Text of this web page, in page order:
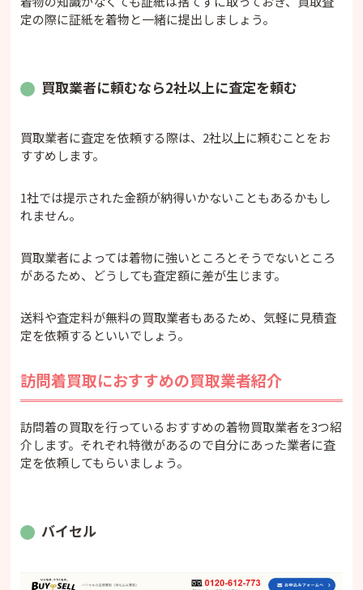
定の際に証紙を着物と一緒に提出しましょう。
買取業者に頼むなら2社以上に査定を頼む
買取業者に査定を依頼する際は、2社以上に頼むことをお
すすめします。
1社では提示された金額が納得いかないこともあるかもし
れません。
買取業者によっては着物に強いところとそうでないところ
があるため、どうしても査定額に差が生じます。
送料や査定料が無料の買取業者もあるため、気軽に見積査
定を依頼するといいでしょう。
訪問着買取におすすめの買取業者紹介
訪問着の買取を行っているおすすめの着物買取業者を3つ紹
介します。それぞれ特徴があるので自分にあった業者に査
定を依頼してもらいましょう。
バイセル